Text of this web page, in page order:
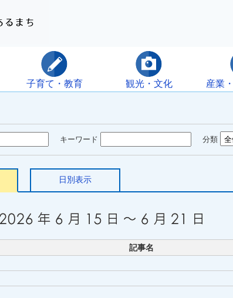
子育て・教育 観光・文化 産業
キーワード 分類
日別表示
記事名